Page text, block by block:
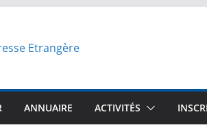
ANNUAIRE ACTIVITÉS